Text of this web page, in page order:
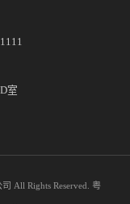
室
All Rights Reserved. 粤